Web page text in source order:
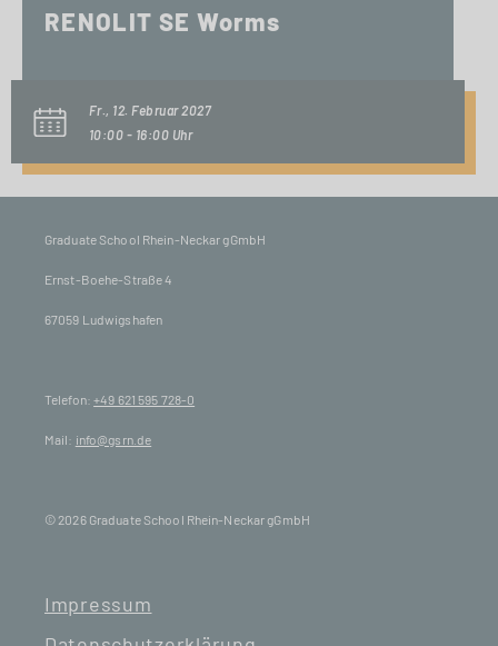
RENOLIT SE Worms
Fr., 12. Februar 2027
10:00 - 16:00 Uhr
Graduate School Rhein-Neckar gGmbH
Ernst-Boehe-Straße 4
67059 Ludwigshafen
Telefon:+49 621 595 728-0
Mail: info@gsrn.de
© 2026 Graduate School Rhein-Neckar gGmbH
Impressum